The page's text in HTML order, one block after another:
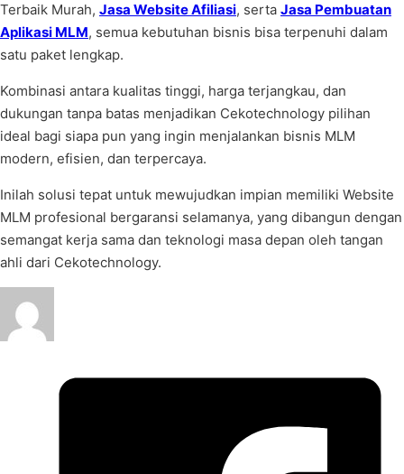
Terbaik Murah, Jasa Website Afiliasi, serta Jasa Pembuatan
Aplikasi MLM, semua kebutuhan bisnis bisa terpenuhi dalam
satu paket lengkap.
Kombinasi antara kualitas tinggi, harga terjangkau, dan
dukungan tanpa batas menjadikan Cekotechnology pilihan
ideal bagi siapa pun yang ingin menjalankan bisnis MLM
modern, efisien, dan terpercaya.
Inilah solusi tepat untuk mewujudkan impian memiliki Website
MLM profesional bergaransi selamanya, yang dibangun dengan
semangat kerja sama dan teknologi masa depan oleh tangan
ahli dari Cekotechnology.